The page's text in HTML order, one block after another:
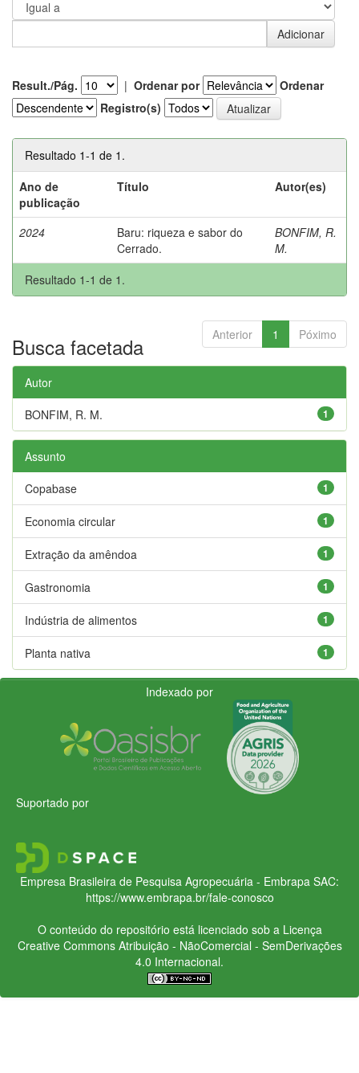
Result./Pág. | Ordenar por
Ordenar
Registro(s)
Resultado 1-1 de 1.
Ano de
publicação
Título Autor(es)
2024
Baru: riqueza e sabor do
Cerrado.
BONFIM, R.
M.
Resultado 1-1 de 1.
Anterior 1 Póximo
Busca facetada
Autor
1
BONFIM, R. M.
Assunto
1
Copabase
1
Economia circular
1
Extração da amêndoa
1
Gastronomia
1
Indústria de alimentos
1
Planta nativa
Indexado por
Suportado por
Empresa Brasileira de Pesquisa Agropecuária - Embrapa SAC:
https://www.embrapa.br/fale-conosco
O conteúdo do repositório está licenciado sob a Licença
Creative CommonsAtribuição - NãoComercial - SemDerivações
4.0 Internacional.